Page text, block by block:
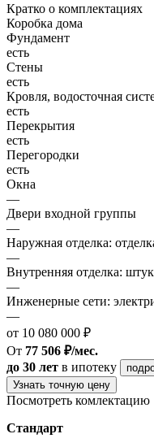
Кратко о комплектациях
Коробка дома
Фундамент
есть
Стены
есть
Кровля, водосточная
есть
Перекрытия
есть
Перегородки
есть
Окна
—
Двери входной группы
—
Наружная отделка:
—
Внутренняя отделка:
—
Инженерные сети:
—
от 10 080 000 ₽
От 77 506 ₽/мес.
до 30 лет в ипотеку
Узнать точную цену
Посмотреть комлектацию
Стандарт